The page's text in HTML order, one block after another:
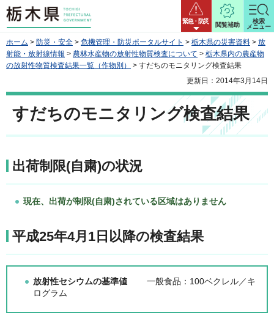
栃木県 緊急・防災
閲覧補助
検索
メニュー
ホーム > 防災・安全 > 危機管理・防災ポータルサイト > 栃木県の災害資料 > 放
射能・放射線情報 > 農林水産物の放射性物質検査について > 栃木県内の農産物
の放射性物質検査結果一覧（作物別）
> すだちのモニタリング検査結果
更新日：2014年3月14日
すだちのモニタリング検査結果
出荷制限(自粛)の状況
現在、出荷が制限(自粛)されている区域はありません
平成25年4月1日以降の検査結果
放射性セシウムの基準値 一般食品：100ベクレル／キ
ログラム